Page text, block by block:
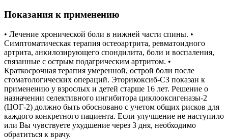
Показания к применению
• Лечение хронической боли в нижней части спины. •
Симптоматическая терапия остеоартрита, ревматоидного
артрита, анкилозирующего спондилита, боли и воспаления,
связанные с острым подагрическим артритом. •
Краткосрочная терапия умеренной, острой боли после
стоматологических операций. Эторикоксиб-СЗ показан к
применению у взрослых и детей старше 16 лет. Решение о
назначении селективного ингибитора циклооксигеназы-2
(ЦОГ-2) должно быть обосновано с учетом общих рисков для
каждого конкретного пациента. Если улучшение не наступило
или Вы чувствуете ухудшение через 3 дня, необходимо
обратиться к врачу.